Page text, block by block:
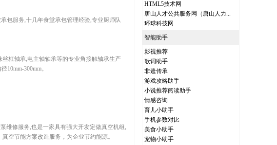
包服务,十几年食堂承包管理经验,专业厨师队
杠轴承,电主轴轴承等的专业角接触轴承生产
300mm。
维修服务,也是一家具有强大开发定做真空机组,
空节能方案改造服务，为企业节约能源。
HTML5技术网
唐山人才公共服务网（唐山人力...
环球科技网
智能助手
影视推荐
歌词助手
非遗传承
游戏攻略助手
小说推荐阅读助手
情感咨询
育儿小助手
手机参数对比
美食小助手
宠物小助手